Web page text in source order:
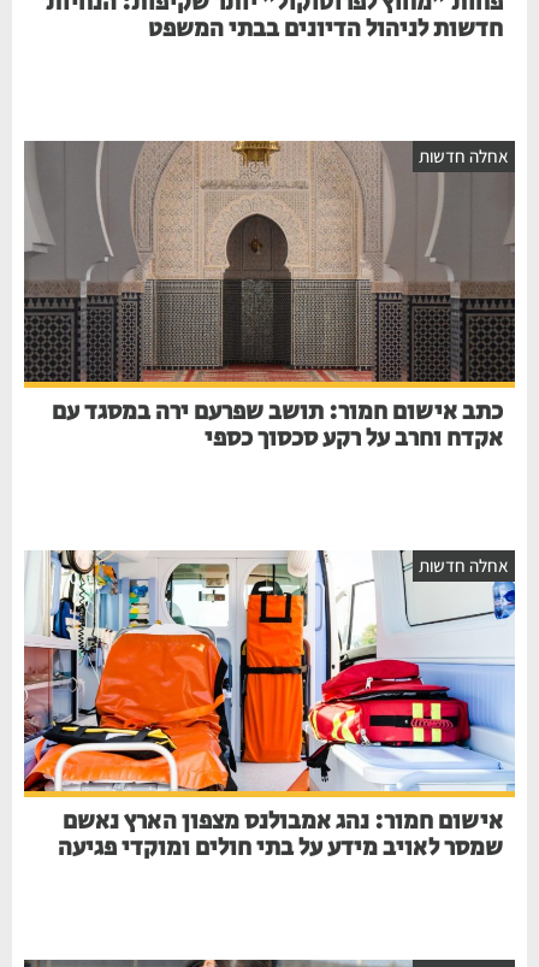
חדשות לניהול הדיונים בבתי המשפט
אחלה חדשות
כתב אישום חמור: תושב שפרעם ירה במסגד עם
אקדח וחרב על רקע סכסוך כספי
אחלה חדשות
אישום חמור: נהג אמבולנס מצפון הארץ נאשם
שמסר לאויב מידע על בתי חולים ומוקדי פגיעה